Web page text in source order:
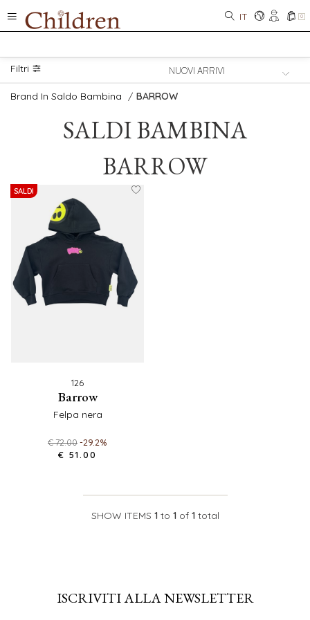
IT 0
Filtri
Brand In Saldo Bambina / BARROW
SALDIBAMBINA
BARROW
SALDI
126
barrow
felpa nera
€ 72.00-29.2%
€ 51.00
SHOW ITEMS 1 to 1 of 1 total
ISCRIVITI ALLA NEWSLETTER